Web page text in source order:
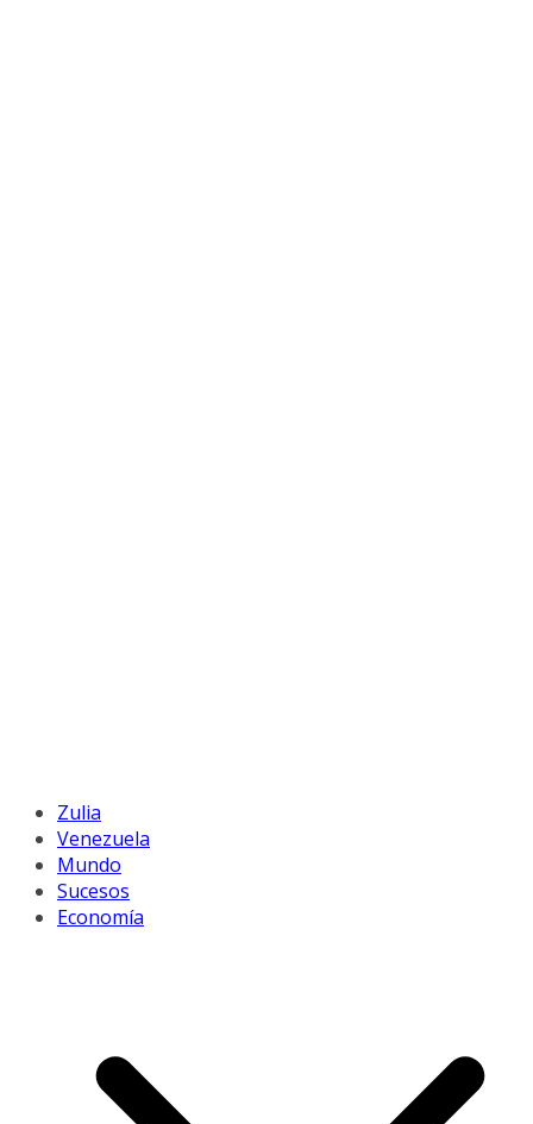
Zulia
Venezuela
Mundo
Sucesos
Economía